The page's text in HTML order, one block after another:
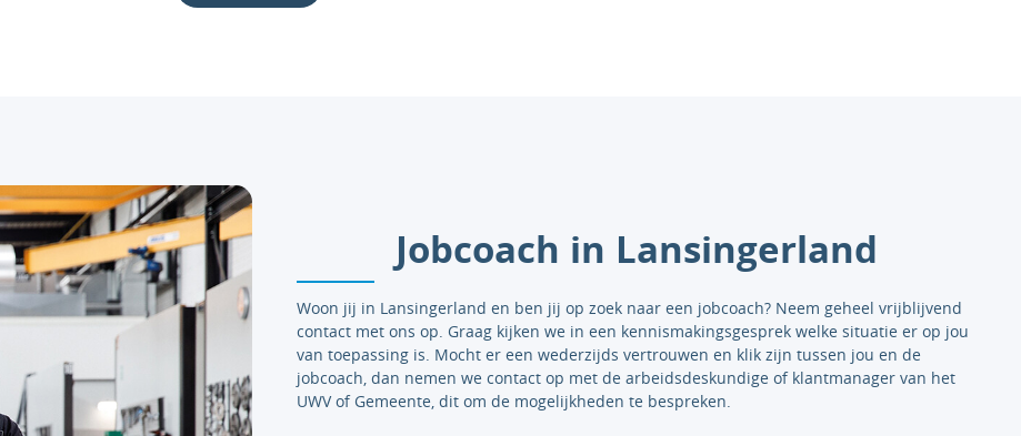
Jobcoach in Lansingerland
Woon jij in Lansingerland en ben jij op zoek naar een jobcoach? Neem geheel vrijblijvend
contact met ons op. Graag kijken we in een kennismakingsgesprek welke situatie er op jou
van toepassing is. Mocht er een wederzijds vertrouwen en klik zijn tussen jou en de
jobcoach, dan nemen we contact op met de arbeidsdeskundige of klantmanager van het
UWV of Gemeente, dit om de mogelijkheden te bespreken.